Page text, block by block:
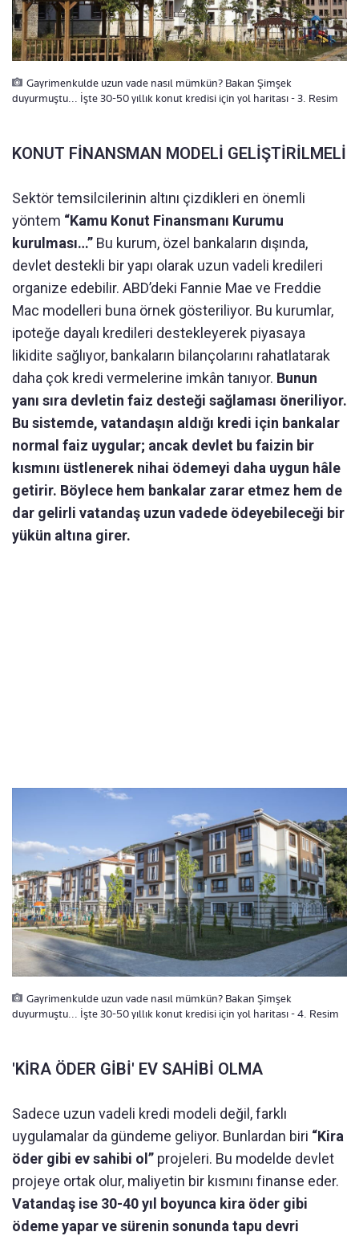
Gayrimenkulde uzun vade nasıl mümkün? Bakan Şimşek
duyurmuştu... İşte 30-50 yıllık konut kredisi için yol haritası - 3. Resim
KONUT FİNANSMAN MODELİ GELİŞTİRİLMELİ
Sektör temsilcilerinin altını çizdikleri en önemli
yöntem “Kamu Konut Finansmanı Kurumu
kurulması…” Bu kurum, özel bankaların dışında,
devlet destekli bir yapı olarak uzun vadeli kredileri
organize edebilir. ABD’deki Fannie Mae ve Freddie
Mac modelleri buna örnek gösteriliyor. Bu kurumlar,
ipoteğe dayalı kredileri destekleyerek piyasaya
likidite sağlıyor, bankaların bilançolarını rahatlatarak
daha çok kredi vermelerine imkân tanıyor. Bunun
yanı sıra devletin faiz desteği sağlaması öneriliyor.
Bu sistemde, vatandaşın aldığı kredi için bankalar
normal faiz uygular; ancak devlet bu faizin bir
kısmını üstlenerek nihai ödemeyi daha uygun hâle
getirir. Böylece hem bankalar zarar etmez hem de
dar gelirli vatandaş uzun vadede ödeyebileceği bir
yükün altına girer.
Gayrimenkulde uzun vade nasıl mümkün? Bakan Şimşek
duyurmuştu... İşte 30-50 yıllık konut kredisi için yol haritası - 4. Resim
'KİRA ÖDER GİBİ' EV SAHİBİ OLMA
Sadece uzun vadeli kredi modeli değil, farklı
uygulamalar da gündeme geliyor. Bunlardan biri “Kira
öder gibi ev sahibi ol” projeleri. Bu modelde devlet
projeye ortak olur, maliyetin bir kısmını finanse eder.
Vatandaş ise 30-40 yıl boyunca kira öder gibi
ödeme yapar ve sürenin sonunda tapu devri